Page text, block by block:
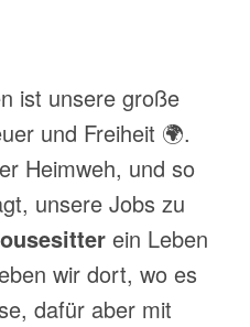
ist unsere große
und Freiheit 🌍.
Heimweh, und so
unsere Jobs zu
ein Leben
wir dort, wo es
dafür aber mit